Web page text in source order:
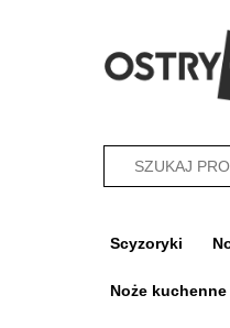
Scyzoryki
Noże kuchenne